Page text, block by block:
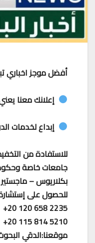
أفضل موجز اخباري
إعلانك معنا
إبداع لخدمات
للاستفادة من
جامعات خاصة
بكلاريوس –
للحصول على
‎+20 120 658 2235 مكالمات وواتس
‎+20 115 814 5210 واتس ومكالمات
موقعنا:الدقي